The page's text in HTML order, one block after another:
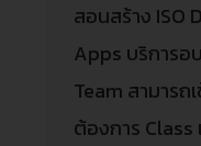
สอนสร้าง ISO
Apps บริการอ
Team สามาร
ต้องการ